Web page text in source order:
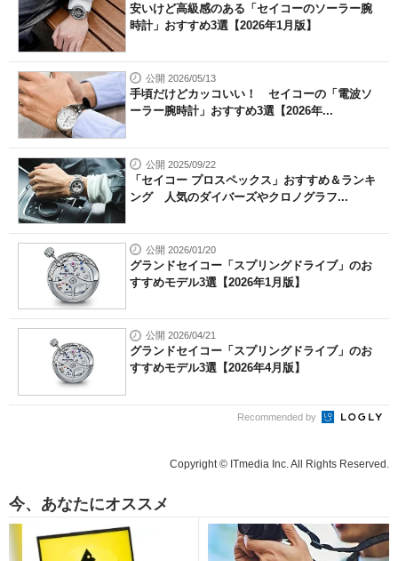
安いけど高級感のある「セイコーのソーラー腕
時計」おすすめ3選【2026年1月版】
公開 2026/05/13
手頃だけどカッコいい！ セイコーの「電波ソ
ーラー腕時計」おすすめ3選【2026年...
公開 2025/09/22
「セイコー プロスペックス」おすすめ＆ランキ
ング 人気のダイバーズやクロノグラフ...
公開 2026/01/20
グランドセイコー「スプリングドライブ」のお
すすめモデル3選【2026年1月版】
公開 2026/04/21
グランドセイコー「スプリングドライブ」のお
すすめモデル3選【2026年4月版】
Recommended by
Copyright © ITmedia Inc. All Rights Reserved.
今、あなたにオススメ